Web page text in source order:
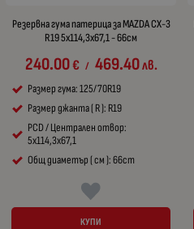
Резервна гума патерица за MAZDA CX-3
R19 5x114,3x67,1 - 66см
240.00€ / 469.40лв.
Размер гума: 125/70R19
Размер джанта ( R ): R19
PCD / Централен отвор:
5x114,3x67,1
Общ диаметър ( см ): 66cm
КУПИ